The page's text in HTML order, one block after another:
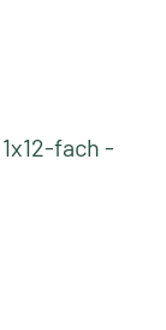
fach -